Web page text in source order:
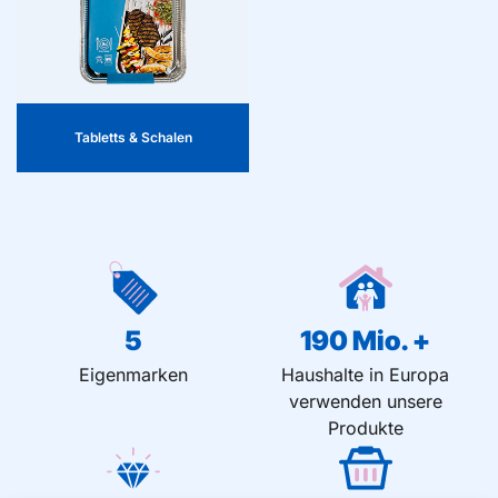
Tabletts & Schalen
Aufbewahrung und festlichen
Präsentation von Grillfleisch,
Snacks und Mahlzeiten. Leicht,
robust und für den einmaligen
Gebrauch geeignet.
Eigenmarken
5
Haushalte in Europa
verwenden unsere
Produkte
190 Mio. +